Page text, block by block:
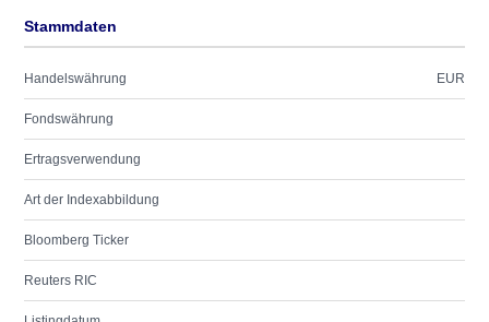
Stammdaten
Handelswährung EUR
Fondswährung
Ertragsverwendung
Art der Indexabbildung
Bloomberg Ticker
Reuters RIC